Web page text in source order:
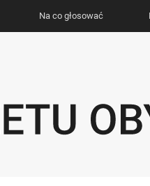
Na co głosować